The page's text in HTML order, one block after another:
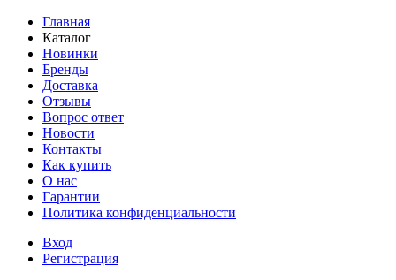
Главная
Каталог
Новинки
Бренды
Доставка
Отзывы
Вопрос ответ
Новости
Контакты
Как купить
О нас
Гарантии
Политика конфиденциальности
Вход
Регистрация